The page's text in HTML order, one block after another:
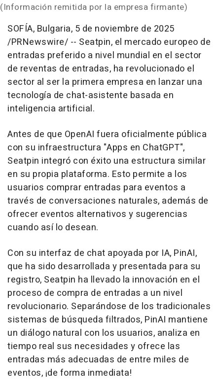
(Información remitida por la empresa firmante)
SOFÍA, Bulgaria, 5 de noviembre de 2025
/PRNewswire/ -- Seatpin, el mercado europeo de
entradas preferido a nivel mundial en el sector
de reventas de entradas, ha revolucionado el
sector al ser la primera empresa en lanzar una
tecnología de chat-asistente basada en
inteligencia artificial.
Antes de que OpenAI fuera oficialmente pública
con su infraestructura "Apps en ChatGPT",
Seatpin integró con éxito una estructura similar
en su propia plataforma. Esto permite a los
usuarios comprar entradas para eventos a
través de conversaciones naturales, además de
ofrecer eventos alternativos y sugerencias
cuando así lo desean.
Con su interfaz de chat apoyada por IA, PinAI,
que ha sido desarrollada y presentada para su
registro, Seatpin ha llevado la innovación en el
proceso de compra de entradas a un nivel
revolucionario. Separándose de los tradicionales
sistemas de búsqueda filtrados, PinAI mantiene
un diálogo natural con los usuarios, analiza en
tiempo real sus necesidades y ofrece las
entradas más adecuadas de entre miles de
eventos, ¡de forma inmediata!